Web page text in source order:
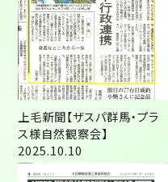
上毛新聞【ザスパ群馬・プラ
ス様自然観察会】
2025.10.10